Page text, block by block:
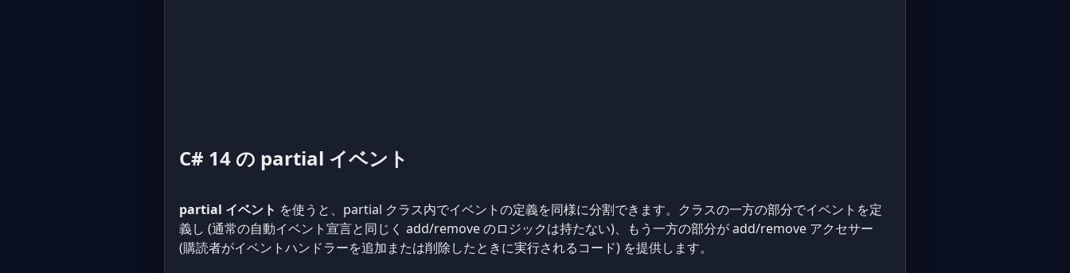
C# 14 の partial イベント
partial イベント を使うと、partial クラス内でイベントの定義を同様に分割できます。クラスの一方の部分でイベントを定
義し (通常の自動イベント宣言と同じく add/remove のロジックは持たない)、もう一方の部分が add/remove アクセサー
(購読者がイベントハンドラーを追加または削除したときに実行されるコード) を提供します。